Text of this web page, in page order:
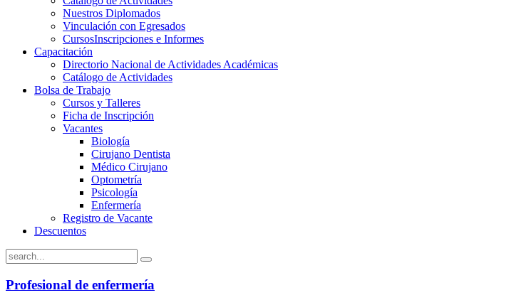
Nuestros Diplomados
Vinculación con Egresados
CursosInscripciones e Informes
Capacitación
Directorio Nacional de Actividades Académicas
Catálogo de Actividades
Bolsa de Trabajo
Cursos y Talleres
Ficha de Inscripción
Vacantes
Biología
Cirujano Dentista
Médico Cirujano
Optometría
Psicología
Enfermería
Registro de Vacante
Descuentos
Profesional de enfermería